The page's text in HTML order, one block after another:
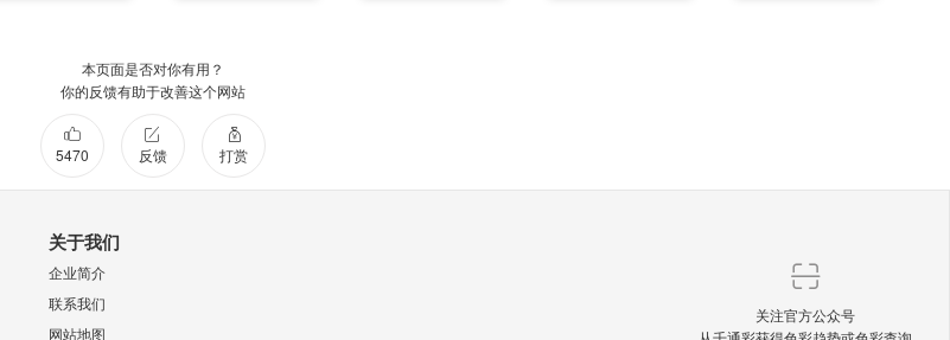
本页面是否对你有用？
你的反馈有助于改善这个网站
5470 反馈 打赏
关于我们
企业简介
联系我们
网站地图
关注官方公众号